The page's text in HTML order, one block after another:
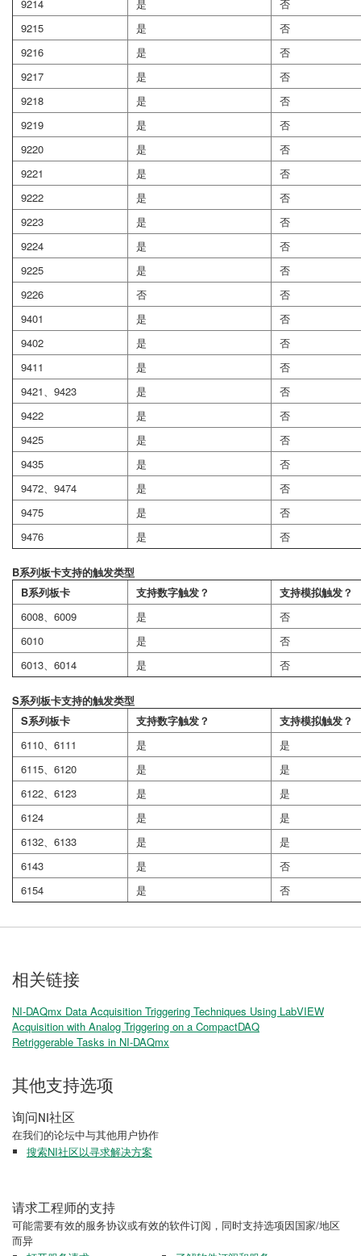
9214 是
否
9215
是
否
9216
是
否
9217
是
否
9218
是
否
9219
是
否
9220
是
否
9221
是
否
9222
是
否
9223
是
否
9224
是
否
9225
是
否
9226
否
否
9401
是
否
9402
是
否
9411
是
否
9421、9423
是
否
9422
是
否
9425
是
否
9435
是
否
9472、9474
是
否
9475
是
否
9476
是 否
B系列板卡支持的触发类型
B系列板卡
支持数字触发？
支持模拟触发？
6008、6009
是
否
6010
是
否
6013、6014
是 否
S系列板卡支持的触发类型
S系列板卡
支持数字触发？
支持模拟触发？
6110、6111
是
是
6115、6120
是
是
6122、6123
是
是
6124
是
是
6132、6133
是
是
6143
是
否
6154
是 否
相关链接
NI-DAQmx Data Acquisition Triggering Techniques Using LabVIEW
Acquisition with Analog Triggering on a CompactDAQ
Retriggerable Tasks in NI-DAQmx
其他支持选项
询问NI社区
在我们的论坛中与其他用户协作
搜索NI社区以寻求解决方案
请求工程师的支持
可能需要有效的服务协议或有效的软件订阅，同时支持选项因国家/地区
而异